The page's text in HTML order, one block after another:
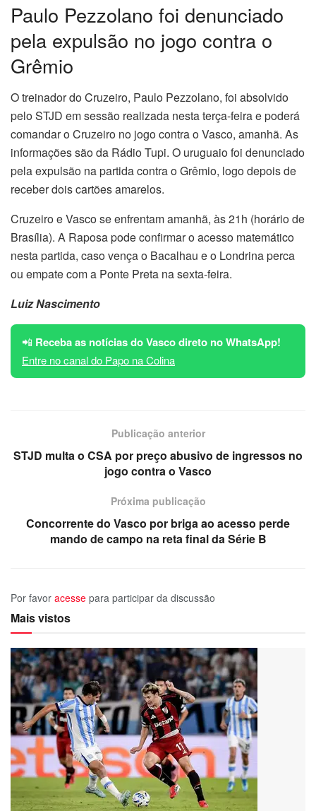
Paulo Pezzolano foi denunciado
pela expulsão no jogo contra o
Grêmio
O treinador do Cruzeiro, Paulo Pezzolano, foi absolvido
pelo STJD em sessão realizada nesta terça-feira e poderá
comandar o Cruzeiro no jogo contra o Vasco, amanhã. As
informações são da Rádio Tupi. O uruguaio foi denunciado
pela expulsão na partida contra o Grêmio, logo depois de
receber dois cartões amarelos.
Cruzeiro e Vasco se enfrentam amanhã, às 21h (horário de
Brasília). A Raposa pode confirmar o acesso matemático
nesta partida, caso vença o Bacalhau e o Londrina perca
ou empate com a Ponte Preta na sexta-feira.
Luiz Nascimento
📲 Receba as notícias do Vasco direto no WhatsApp!
Entre no canal do Papo na Colina
Publicação anterior
STJD multa o CSA por preço abusivo de ingressos no
jogo contra o Vasco
Próxima publicação
Concorrente do Vasco por briga ao acesso perde
mando de campo na reta final da Série B
Por favor acesse para participar da discussão
Mais vistos